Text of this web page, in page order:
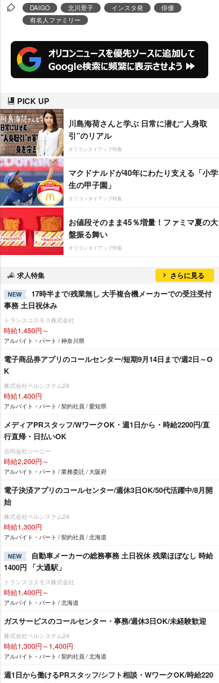
DAIGO 北川景子 インスタ発
俳優
有名人ファミリー
PICK UP
川島海荷さんと学ぶ 日常に潜む“人身取
引”のリアル
オリコンタイアップ特集
マクドナルドが40年にわたり支える「小学
生の甲子園」
オリコンタイアップ特集
お値段そのまま45％増量！ファミマ夏の大
盤振る舞い
オリコンタイアップ特集
求人特集 さらに見る
NEW
17時半まで/残業無し 大手複合機メーカーでの受注受付
事務 土日祝休み
トランスコスモス株式会社
時給1,450円～
アルバイト・パート / 神奈川県
電子商品券アプリのコールセンター/短期9月14日まで/週2日～O
K
株式会社ベルシステム24
時給1,400円
アルバイト・パート / 契約社員 / 愛知県
メディアPRスタッフ/WワークOK・週1日から・時給2200円/直
行直帰・日払いOK
合同会社ジーニー
時給2,200円～
アルバイト・パート / 業務委託 / 大阪府
電子決済アプリのコールセンター/週休3日OK/50代活躍中/8月開
始
株式会社ベルシステム24
時給1,300円
アルバイト・パート / 契約社員 / 北海道
NEW
自動車メーカーの総務事務 土日祝休 残業ほぼなし 時給
1400円 「大通駅」
トランスコスモス株式会社
時給1,400円～
アルバイト・パート / 北海道
ガスサービスのコールセンター・事務/週休3日OK/未経験歓迎
株式会社ベルシステム24
時給1,300円～1,400円
アルバイト・パート / 契約社員 / 北海道
週1日から働けるPRスタッフ/シフト相談・WワークOK/時給220